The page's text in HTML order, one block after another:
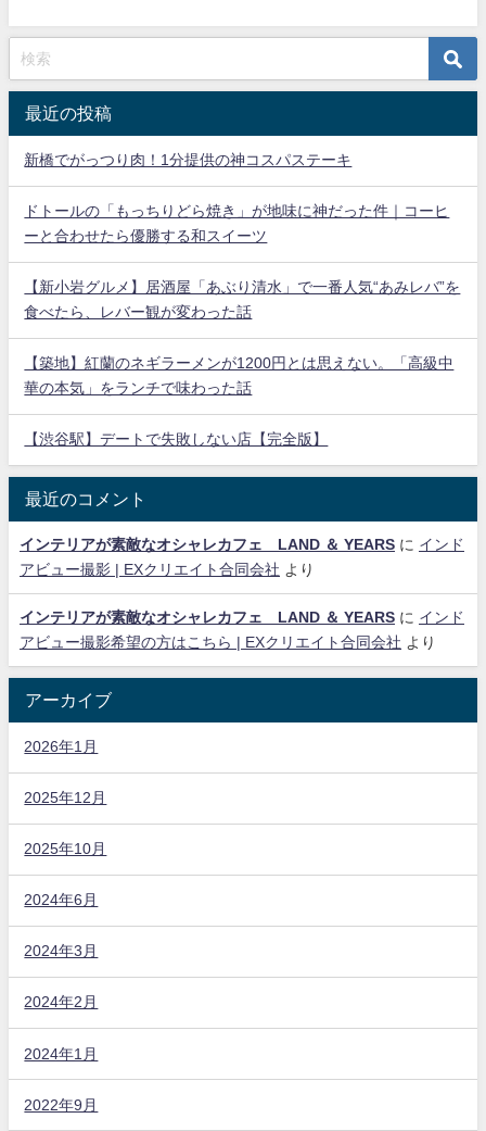
最近の投稿
新橋でがっつり肉！1分提供の神コスパステーキ
ドトールの「もっちりどら焼き」が地味に神だった件｜コーヒ
ーと合わせたら優勝する和スイーツ
【新小岩グルメ】居酒屋「あぶり清水」で一番人気“あみレバ”を
食べたら、レバー観が変わった話
【築地】紅蘭のネギラーメンが1200円とは思えない。「高級中
華の本気」をランチで味わった話
【渋谷駅】デートで失敗しない店【完全版】
最近のコメント
インテリアが素敵なオシャレカフェ LAND ＆ YEARS に インド
アビュー撮影 | EXクリエイト合同会社 より
インテリアが素敵なオシャレカフェ LAND ＆ YEARS に インド
アビュー撮影希望の方はこちら | EXクリエイト合同会社 より
アーカイブ
2026年1月
2025年12月
2025年10月
2024年6月
2024年3月
2024年2月
2024年1月
2022年9月